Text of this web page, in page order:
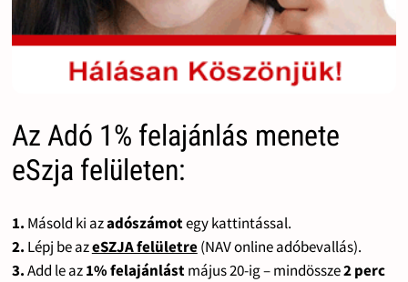
Az Adó 1% felajánlás menete
eSzja felületen:
1. Másold ki azadószámotegy kattintással.
2. Lépj be azeSZJA felületre(NAV online adóbevallás).
3.Add le az1% felajánlástmájus 20-ig – mindössze2 perc